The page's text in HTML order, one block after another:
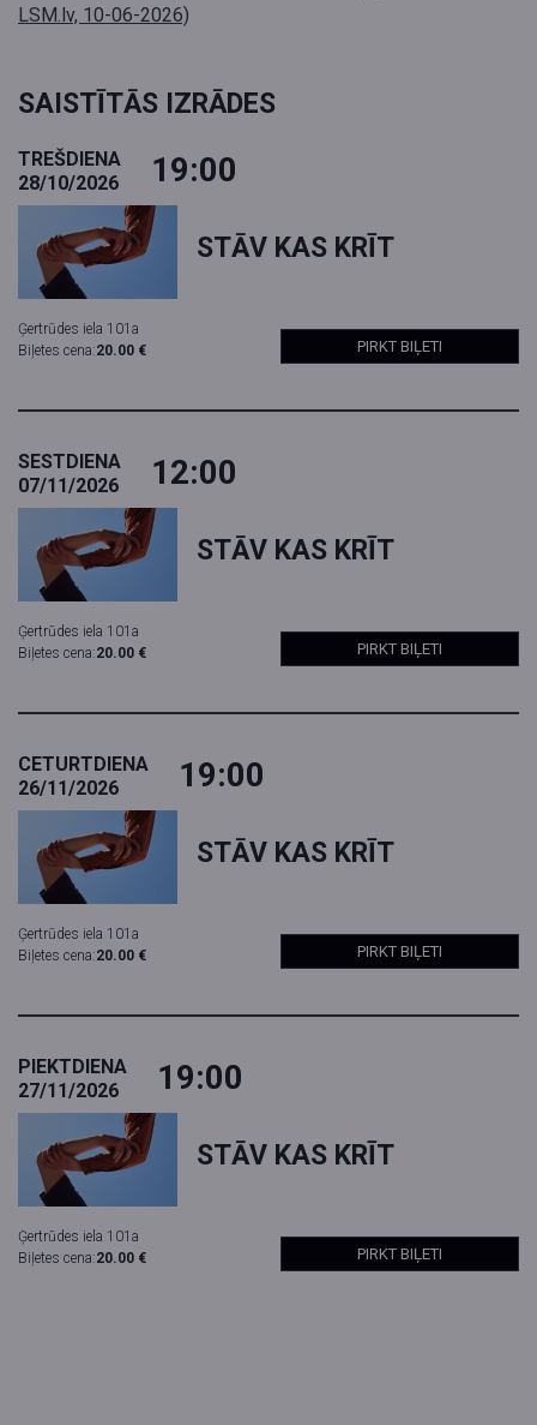
LSM.lv, 10-06-2026)
SAISTĪTĀS IZRĀDES
TREŠDIENA
28/10/2026
19:00
STĀV KAS KRĪT
Ģertrūdes iela 101a
Biļetes cena:20.00 € PIRKT BIĻETI
SESTDIENA
07/11/2026
12:00
STĀV KAS KRĪT
Ģertrūdes iela 101a
Biļetes cena:20.00 € PIRKT BIĻETI
CETURTDIENA
26/11/2026
19:00
STĀV KAS KRĪT
Ģertrūdes iela 101a
Biļetes cena:20.00 € PIRKT BIĻETI
PIEKTDIENA
27/11/2026
19:00
STĀV KAS KRĪT
Ģertrūdes iela 101a
Biļetes cena:20.00 € PIRKT BIĻETI